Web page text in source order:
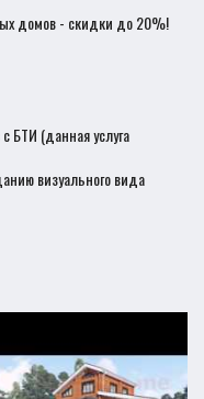
домов - скидки до 20%!
БТИ (данная услуга
визуального вида